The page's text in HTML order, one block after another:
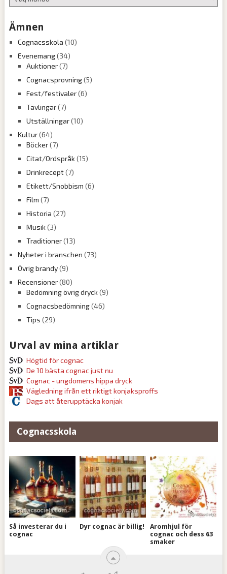
Ämnen
Cognacsskola (10)
Evenemang(34)
Auktioner(7)
Cognacsprovning(5)
Fest/festivaler(6)
Tävlingar(7)
Utställningar(10)
Kultur(64)
Böcker(7)
Citat/Ordspråk(15)
Drinkrecept(7)
Etikett/Snobbism (6)
Film (7)
Historia (27)
Musik(3)
Traditioner(13)
Nyheter i branschen (73)
Övrig brandy(9)
Recensioner(80)
Bedömning övrig dryck(9)
Cognacsbedömning(46)
Tips (29)
Urval av mina artiklar
Högtid för cognac
De 10 bästa cognac just nu
Cognac - ungdomens hippa dryck
Vägledning ifrån ett riktigt konjaksproffs
Dags att återupptäcka konjak
Cognacsskola
Så investerar du i
cognac
Dyr cognac är billig!
Aromhjul för
cognac och dess 63
smaker